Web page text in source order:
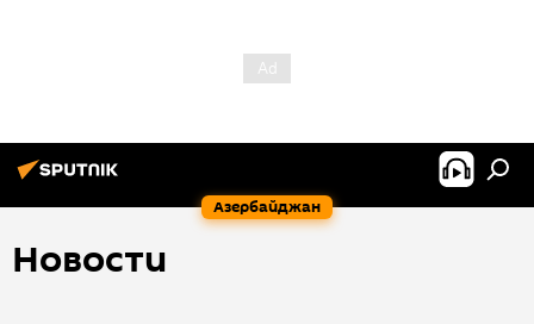
Азербайджан
Новости